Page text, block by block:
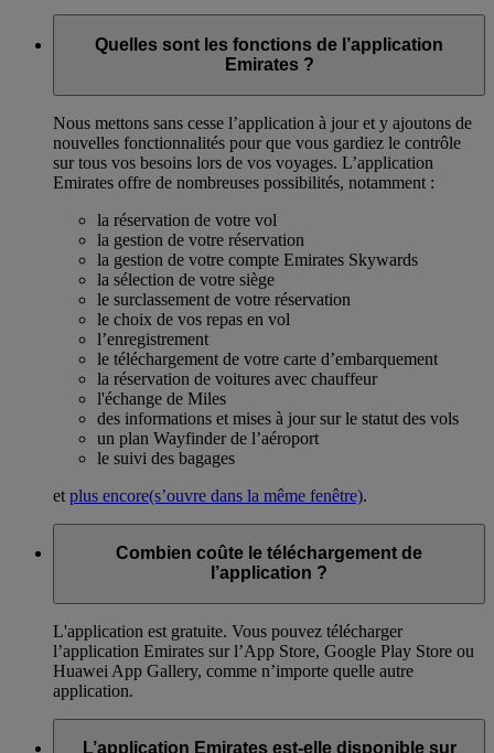
Quelles sont les fonctions de l’application
Emirates ?
Nous mettons sans cesse l’application à jour et y ajoutons de
nouvelles fonctionnalités pour que vous gardiez le contrôle
sur tous vos besoins lors de vos voyages. L’application
Emirates offre de nombreuses possibilités, notamment :
la réservation de votre vol
la gestion de votre réservation
la gestion de votre compte Emirates Skywards
la sélection de votre siège
le surclassement de votre réservation
le choix de vos repas en vol
l’enregistrement
le téléchargement de votre carte d’embarquement
la réservation de voitures avec chauffeur
l'échange de Miles
des informations et mises à jour sur le statut des vols
un plan Wayfinder de l’aéroport
le suivi des bagages
et plus encore(s’ouvre dans la même fenêtre).
Combien coûte le téléchargement de
l’application ?
L'application est gratuite. Vous pouvez télécharger
l’application Emirates sur l’App Store, Google Play Store ou
Huawei App Gallery, comme n’importe quelle autre
application.
L’application Emirates est-elle disponible sur